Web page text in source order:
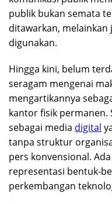
publik bukan semata
ditawarkan, melainkan
digunakan.
Hingga kini, belum
seragam mengenai
mengartikannya
kantor fisik permanen.
sebagai media digital
tanpa struktur
pers konvensional.
representasi bentuk-
perkembangan